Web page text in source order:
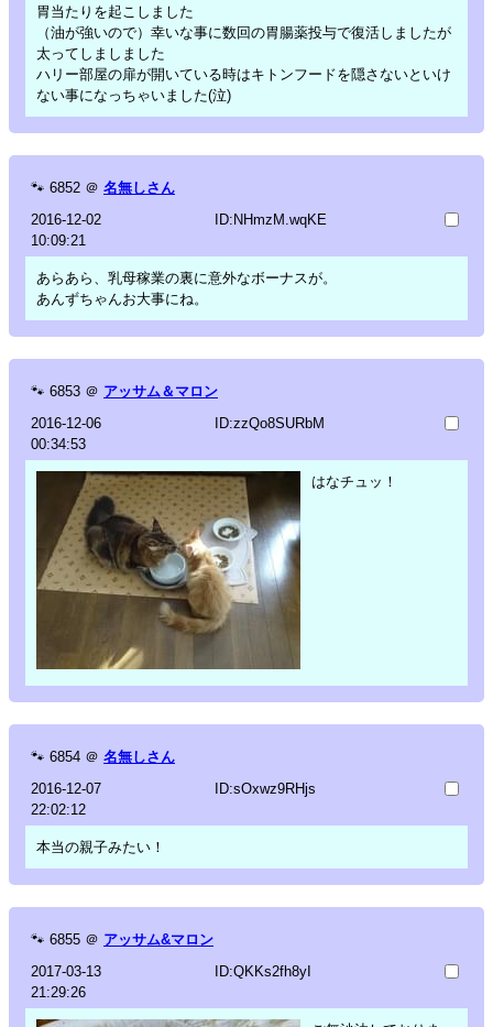
胃当たりを起こしました
（油が強いので）幸いな事に数回の胃腸薬投与で復活しましたが
太ってしましました
ハリー部屋の扉が開いている時はキトンフードを隠さないといけ
ない事になっちゃいました(泣)
🐾 6852 ＠ 名無しさん
2016-12-02
10:09:21
ID:NHmzM.wqKE
あらあら、乳母稼業の裏に意外なボーナスが。
あんずちゃんお大事にね。
🐾 6853 ＠ アッサム＆マロン
2016-12-06
00:34:53
ID:zzQo8SURbM
はなチュッ！
🐾 6854 ＠ 名無しさん
2016-12-07
22:02:12
ID:sOxwz9RHjs
本当の親子みたい！
🐾 6855 ＠ アッサム&マロン
2017-03-13
21:29:26
ID:QKKs2fh8yI